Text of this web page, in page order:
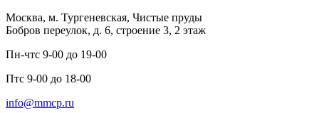
Москва, м. Тургеневская, Чистые пруды
Бобров переулок, д. 6, строение 3, 2 этаж
Пн-чтс 9-00 до 19-00
Птс 9-00 до 18-00
info@mmcp.ru